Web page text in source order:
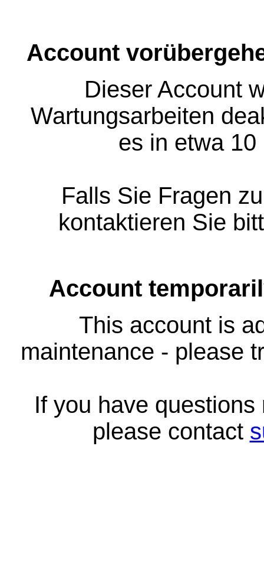
Account
Dieser Account
Wartungsarbeiten
es in etwa
Falls Sie Fragen
kontaktieren Sie
Account
This account is
maintenance - please
If you have
please contact